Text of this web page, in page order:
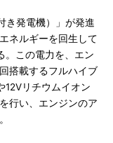
き発電機）」が発進
ネルギーを回生して
。この電力を、エン
搭載するフルハイブ
12Vリチウムイオン
行い、エンジンのア